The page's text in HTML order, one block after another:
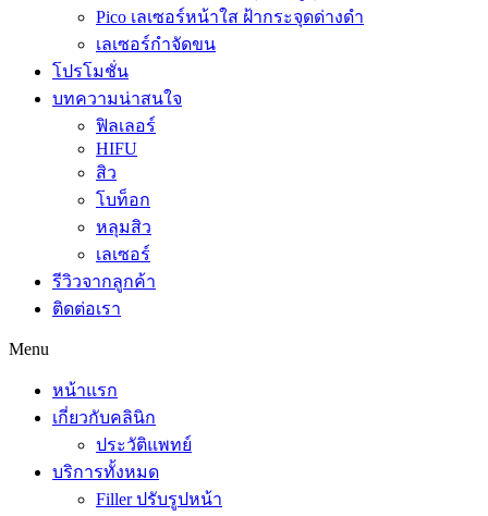
Pico เลเซอร์หน้าใส ฝ้ากระจุดด่างดำ
เลเซอร์กำจัดขน
โปรโมชั่น
บทความน่าสนใจ
ฟิลเลอร์
HIFU
สิว
โบท็อก
หลุมสิว
เลเซอร์
รีวิวจากลูกค้า
ติดต่อเรา
Menu
หน้าแรก
เกี่ยวกับคลินิก
ประวัติแพทย์
บริการทั้งหมด
Filler ปรับรูปหน้า